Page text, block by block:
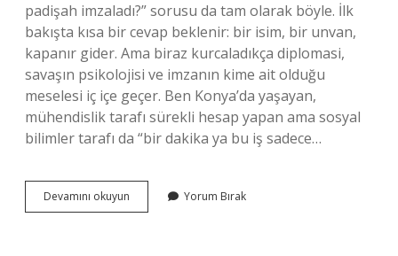
padişah imzaladı?” sorusu da tam olarak böyle. İlk
bakışta kısa bir cevap beklenir: bir isim, bir unvan,
kapanır gider. Ama biraz kurcaladıkça diplomasi,
savaşın psikolojisi ve imzanın kime ait olduğu
meselesi iç içe geçer. Ben Konya’da yaşayan,
mühendislik tarafı sürekli hesap yapan ama sosyal
bilimler tarafı da “bir dakika ya bu iş sadece…
Devamını okuyun
Edirne
Yorum Bırak